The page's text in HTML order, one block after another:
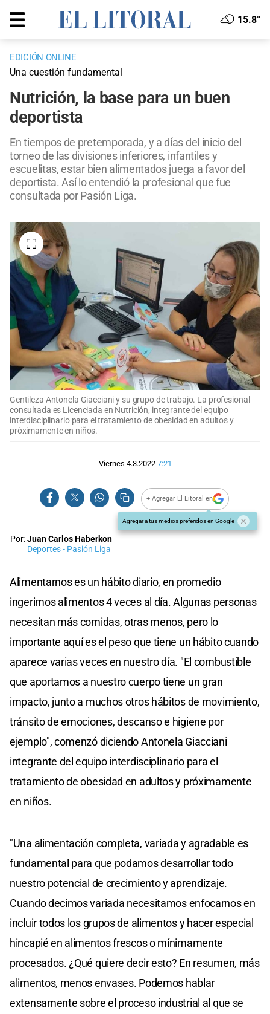
15.8°
EDICIÓN ONLINE
Una cuestión fundamental
Nutrición, la base para un buen
deportista
En tiempos de pretemporada, y a días del inicio del
torneo de las divisiones inferiores, infantiles y
escuelitas, estar bien alimentados juega a favor del
deportista. Así lo entendió la profesional que fue
consultada por Pasión Liga.
Gentileza Antonela Giacciani y su grupo de trabajo. La profesional
consultada es Licenciada en Nutrición, integrante del equipo
interdisciplinario para el tratamiento de obesidad en adultos y
próximamente en niños.
Viernes 4.3.2022 7:21
+ Agregar El Litoral en
Agregar a tus medios preferidos en Google
Por:Juan Carlos Haberkon
Deportes - Pasión Liga
Alimentarnos es un hábito diario, en promedio
ingerimos alimentos 4 veces al día. Algunas personas
necesitan más comidas, otras menos, pero lo
importante aquí es el peso que tiene un hábito cuando
aparece varias veces en nuestro día. "El combustible
que aportamos a nuestro cuerpo tiene un gran
impacto, junto a muchos otros hábitos de movimiento,
tránsito de emociones, descanso e higiene por
ejemplo", comenzó diciendo Antonela Giacciani
integrante del equipo interdisciplinario para el
tratamiento de obesidad en adultos y próximamente
en niños.
"Una alimentación completa, variada y agradable es
fundamental para que podamos desarrollar todo
nuestro potencial de crecimiento y aprendizaje.
Cuando decimos variada necesitamos enfocarnos en
incluir todos los grupos de alimentos y hacer especial
hincapié en alimentos frescos o mínimamente
procesados. ¿Qué quiere decir esto? En resumen, más
alimentos, menos envases. Podemos hablar
extensamente sobre el proceso industrial al que se